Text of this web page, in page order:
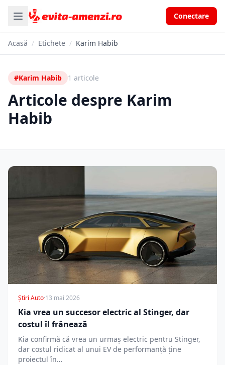
Conectare
Acasă / Etichete / Karim Habib
#Karim Habib 1 articole
Articole despre Karim
Habib
Știri Auto·13 mai 2026
Kia vrea un succesor electric al Stinger, dar
costul îl frânează
Kia confirmă că vrea un urmaș electric pentru Stinger,
dar costul ridicat al unui EV de performanță ține
proiectul în…